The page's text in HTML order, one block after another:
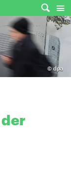
© dpa
der